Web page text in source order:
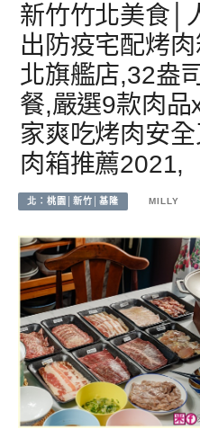
新竹竹北美食│
出防疫宅配烤
北旗艦店,32盎
餐,嚴選9款肉
家爽吃烤肉安
肉箱推薦2021,
北：桃園│新竹│基隆 MILLY